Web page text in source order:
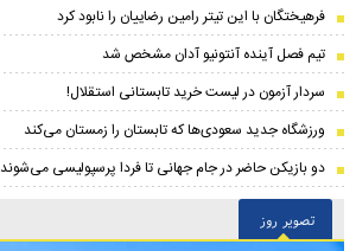
فرهیختگان با این تیتر رامین رضاییان را نابود کرد
تیم فصل آینده آنتونیو آدان مشخص شد
سردار آزمون در لیست خرید تابستانی استقلال!
ورزشگاه جدید سعودی‌ها که تابستان را زمستان می‌کند
دو بازیکن حاضر در جام جهانی تا فردا پرسپولیسی می‌شوند
تصویر روز